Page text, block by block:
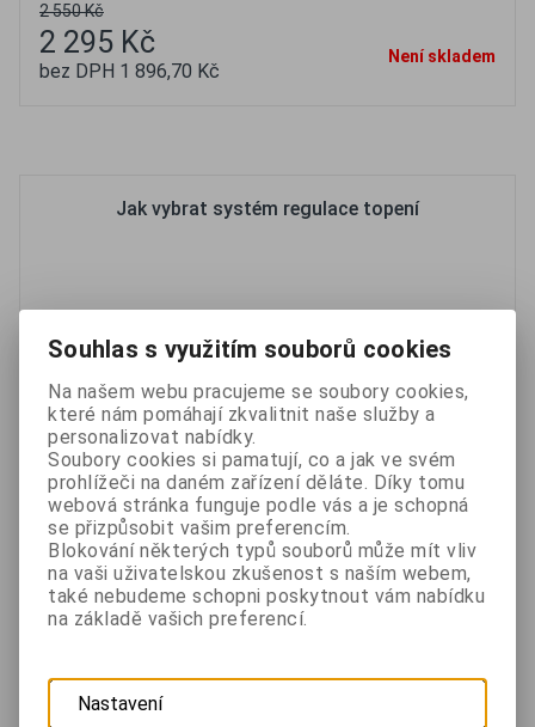
2 550 Kč
2 295 Kč
bez DPH 1 896,70 Kč
Není skladem
Jak vybrat systém regulace topení
Jak postupovat při krádeži osobních věcí a které kroky
provést nejdříve, abyste zamezili dalším případným
škodám při zneužití odcizených věcí. Zablokování...
Oblíbené Porovnat
Souhlas s využitím souborů cookies
Na našem webu pracujeme se soubory cookies,
které nám pomáhají zkvalitnit naše služby a
personalizovat nabídky.
Soubory cookies si pamatují, co a jak ve svém
prohlížeči na daném zařízení děláte. Díky tomu
webová stránka funguje podle vás a je schopná
se přizpůsobit vašim preferencím.
Blokování některých typů souborů může mít vliv
na vaši uživatelskou zkušenost s naším webem,
také nebudeme schopni poskytnout vám nabídku
na základě vašich preferencí.
Nastavení